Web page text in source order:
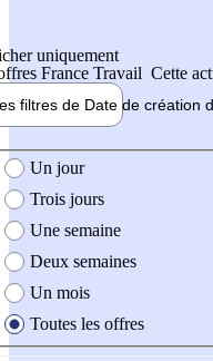
uniquement
France Travail Cette
filtres de Date de création
création de l'offre
Un jour
Trois jours
Une semaine
Deux semaines
Un mois
Toutes les offres